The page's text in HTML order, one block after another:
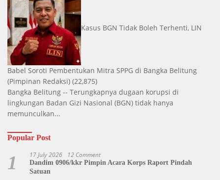
Kasus BGN Tidak Boleh Terhenti, LIN
Babel Soroti Pembentukan Mitra SPPG di Bangka Belitung
(Pimpinan Redaksi) (22,875)
Bangka Belitung -- Terungkapnya dugaan korupsi di
lingkungan Badan Gizi Nasional (BGN) tidak hanya
memunculkan...
Popular Post
1 17 July 2026 12 Comment
Dandim 0906/kkr Pimpin Acara Korps Raport Pindah
Satuan